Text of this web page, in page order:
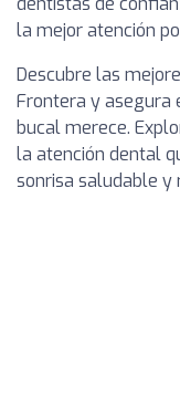
la mejor atención
Descubre las
Frontera y asegura
bucal merece.
la atención dental
sonrisa saludable y